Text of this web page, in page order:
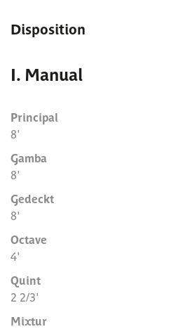
Disposition
I. Manual
Principal
8'
Gamba
8'
Gedeckt
8'
Octave
4'
Quint
2 2/3'
Mixtur